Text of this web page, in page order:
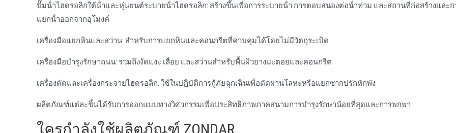
ปั๊มน้ําไฮดรอลิกใต้น้ําและหุ่นยนต์ระบายน้ําไฮดรอลิก: สร้างขึ้นเพื่อการระบายน้ํา การตอบสนองต่อน้ําท่วม และสถานที่ก่อสร้างและก
แยกน้ําออกจากอุโมงค์
เครื่องมือแยกหินและสว่าน: สําหรับการแยกหินและคอนกรีตที่ควบคุมได้โดยไม่มีวัตถุระเบิด
เครื่องมือบํารุงรักษาถนน: รวมถึงงัดแงะ เลื่อย และสว่านสําหรับพื้นผิวยางมะตอยและคอนกรีต
เครื่องตัดและเครื่องกระจายไฮดรอลิก: ใช้ในปฏิบัติการกู้ภัยฉุกเฉินเพื่อตัดผ่านโลหะหรือแยกซากปรักหักพัง
ผลิตภัณฑ์แต่ละชิ้นได้รับการออกแบบทางวิศวกรรมเพื่อประสิทธิภาพภาคสนามการบํารุงรักษาน้อยที่สุดและการพกพา
ใครกําลังใช้ผลิตภัณฑ์ ZONDAR